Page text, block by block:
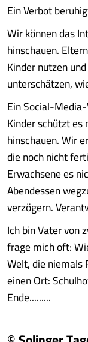
Ein Verbot
Wir können das
hinschauen.
Kinder nutzen
unterschätzen,
Ein Social-
Kinder schützt
hinschauen. Wir
die noch nicht
Erwachsene es
Abendessen
verzögern.
Ich bin Vater von
frage mich oft:
Welt, die niemals
einen Ort:
Ende.........